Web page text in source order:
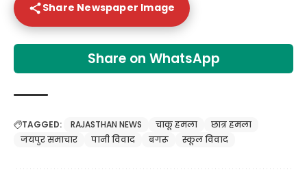
Share Newspaper Image
Share on WhatsApp
TAGGED: RAJASTHAN NEWS चाकू हमला
छात्र हमला
जयपुर समाचार
पानी विवाद बगरू स्कूल विवाद